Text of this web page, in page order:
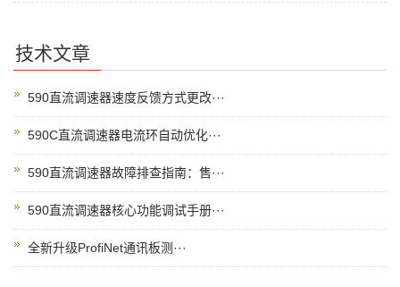
技术文章
590直流调速器速度反馈方式更改···
590C直流调速器电流环自动优化···
590直流调速器故障排查指南：售···
590直流调速器核心功能调试手册···
全新升级ProfiNet通讯板测···